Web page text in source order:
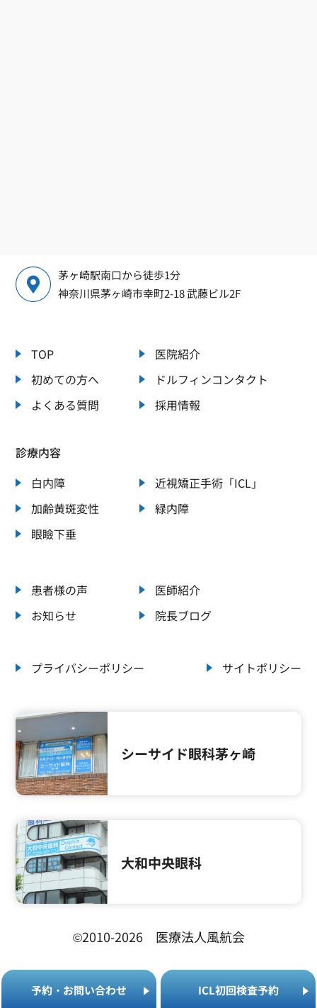
予約 ・ お問い合わせ ICL初回検査予約
茅ヶ崎駅南口から徒歩1分
神奈川県茅ヶ崎市幸町2-18 武藤ビル2F
TOP
初めての方へ
よくある質問
診療内容
白内障
近視矯正手術「ICL」
加齢黄斑変性
緑内障
眼瞼下垂
患者様の声
医師紹介
お知らせ
院長ブログ
医院紹介
ドルフィンコンタクト
採用情報
プライバシーポリシー サイトポリシー
シーサイド眼科茅ヶ崎
大和中央眼科
©2010-2026 医療法人風航会